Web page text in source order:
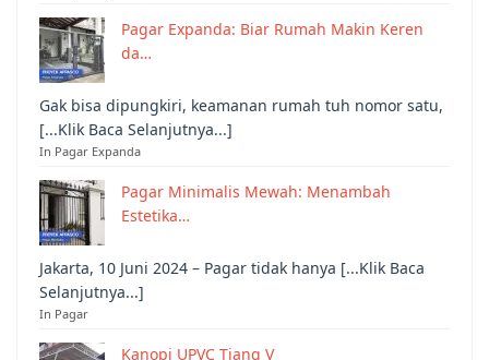
Pagar Expanda: Biar Rumah Makin Keren
da…
Gak bisa dipungkiri, keamanan rumah tuh nomor satu,
[...Klik Baca Selanjutnya...]
In Pagar Expanda
Pagar Minimalis Mewah: Menambah
Estetika…
Jakarta, 10 Juni 2024 – Pagar tidak hanya [...Klik Baca
Selanjutnya...]
In Pagar
Kanopi UPVC Tiang V